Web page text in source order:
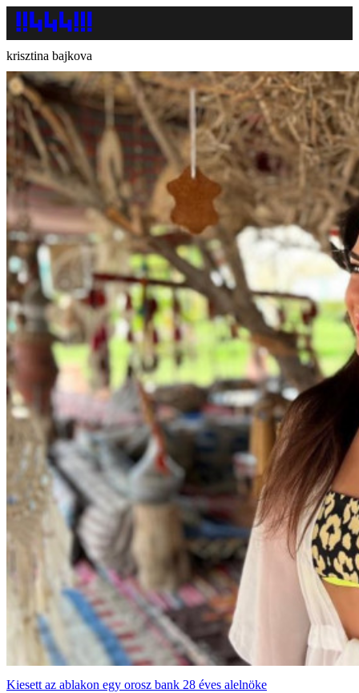
krisztina bajkova
Kiesett az ablakon egy orosz bank 28 éves alelnöke